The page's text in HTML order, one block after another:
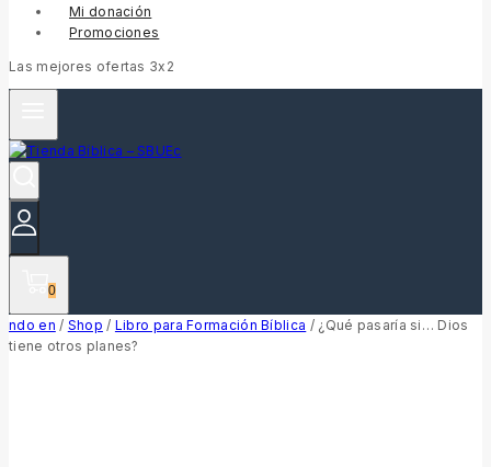
Mi donación
Promociones
Las mejores ofertas 3x2
0
ndo en / Shop / Libro para Formación Bíblica / ¿Qué pasaría si… Dios
tiene otros planes?